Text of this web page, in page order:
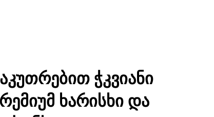
ჭკვიანი
ხარისხი და